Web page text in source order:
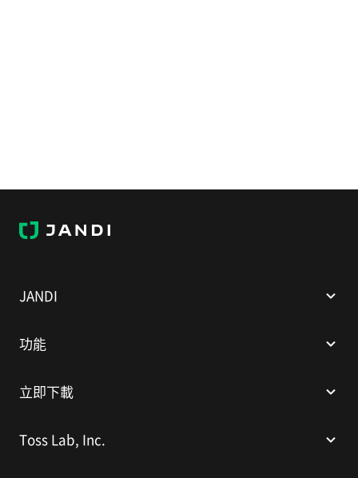
J
A
JANDI
功能
立即下載
Toss Lab, Inc.